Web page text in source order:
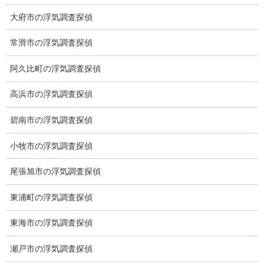
愛知県名古屋市中区新栄2丁目41-11
愛知県公安委員会 第54250033号
【出張面談いたします】
子供のお迎え、パート、お仕事の都合などで、お時間のない方、
愛知県内でご面談場所のご要望がございましたら、お申し付けく
ださい。
大府市の浮気調査探偵
常滑市の浮気調査探偵
阿久比町の浮気調査探偵
高浜市の浮気調査探偵
碧南市の浮気調査探偵
小牧市の浮気調査探偵
尾張旭市の浮気調査探偵
東浦町の浮気調査探偵
東海市の浮気調査探偵
瀬戸市の浮気調査探偵